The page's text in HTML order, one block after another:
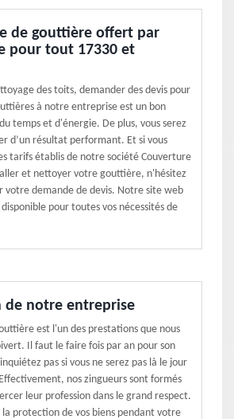
de gouttière offert par
pour tout 17330 et
des toits, demander des devis pour
à notre entreprise est un bon
temps et d'énergie. De plus, vous serez
d’un résultat performant. Et si vous
tarifs établis de notre société Couverture
et nettoyer votre gouttière, n'hésitez
votre demande de devis. Notre site web
pour toutes vos nécessités de
de notre entreprise
est l'un des prestations que nous
Il faut le faire fois par an pour son
pas si vous ne serez pas là le jour
nos zingueurs sont formés
leur profession dans le grand respect.
la protection de vos biens pendant votre